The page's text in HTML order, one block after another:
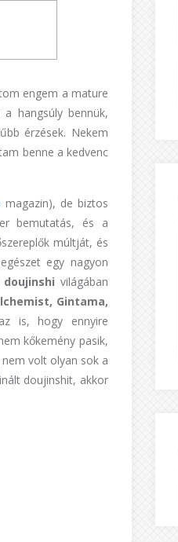
engem a mature
hangsúly bennük,
érzések. Nekem
benne a kedvenc
magazin), de biztos
bemutatás, és a
múltját, és
egy nagyon
doujinshi világában
Gintama,
is, hogy ennyire
kőkemény pasik,
volt olyan sok a
doujinshit, akkor